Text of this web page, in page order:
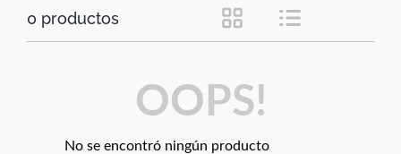
0 productos
OOPS!
No se encontró ningún producto
Tapete